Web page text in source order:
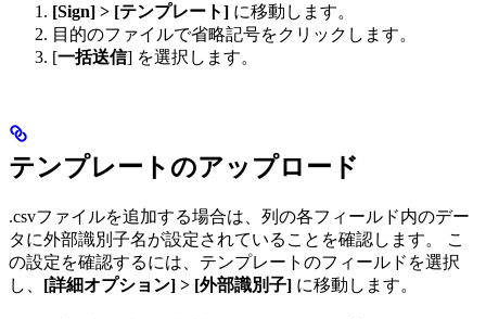
[Sign] > [テンプレート] に移動します。
目的のファイルで省略記号をクリックします。
[一括送信] を選択します。
テンプレートのアップロード
.csvファイルを追加する場合は、列の各フィールド内のデー
タに外部識別子名が設定されていることを確認します。 こ
の設定を確認するには、テンプレートのフィールドを選択
し、 [詳細オプション] > [外部識別子] に移動します。